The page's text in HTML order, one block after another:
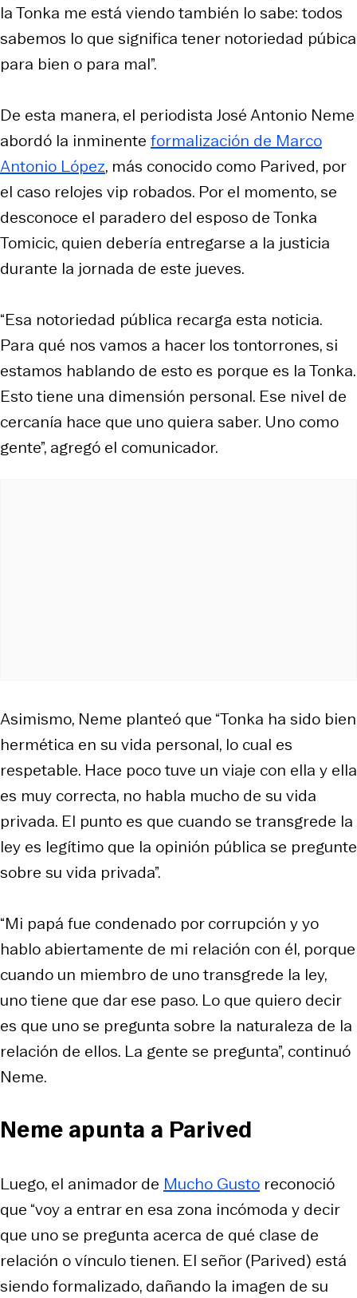
la Tonka me está viendo también lo sabe: todos
sabemos lo que significa tener notoriedad púbica
para bien o para mal”.
De esta manera, el periodista José Antonio Neme
abordó la inminente formalización de Marco
Antonio López, más conocido como Parived, por
el caso relojes vip robados. Por el momento, se
desconoce el paradero del esposo de Tonka
Tomicic, quien debería entregarse a la justicia
durante la jornada de este jueves.
“Esa notoriedad pública recarga esta noticia.
Para qué nos vamos a hacer los tontorrones, si
estamos hablando de esto es porque es la Tonka.
Esto tiene una dimensión personal. Ese nivel de
cercanía hace que uno quiera saber. Uno como
gente”, agregó el comunicador.
Asimismo, Neme planteó que “Tonka ha sido bien
hermética en su vida personal, lo cual es
respetable. Hace poco tuve un viaje con ella y ella
es muy correcta, no habla mucho de su vida
privada. El punto es que cuando se transgrede la
ley es legítimo que la opinión pública se pregunte
sobre su vida privada”.
“Mi papá fue condenado por corrupción y yo
hablo abiertamente de mi relación con él, porque
cuando un miembro de uno transgrede la ley,
uno tiene que dar ese paso. Lo que quiero decir
es que uno se pregunta sobre la naturaleza de la
relación de ellos. La gente se pregunta”, continuó
Neme.
Neme apunta a Parived
Luego, el animador de Mucho Gusto reconoció
que “voy a entrar en esa zona incómoda y decir
que uno se pregunta acerca de qué clase de
relación o vínculo tienen. El señor (Parived) está
siendo formalizado, dañando la imagen de su